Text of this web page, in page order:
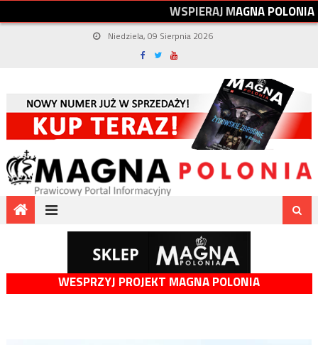
WSPIERAJMAGNAPOLONIA
Niedziela, 09 Sierpnia 2026
WESPRZYJ PROJEKT MAGNA POLONIA